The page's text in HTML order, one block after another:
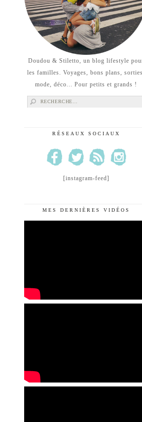
Doudou & Stiletto, un blog lifestyle
les familles. Voyages, bons plans,
mode, déco... Pour petits et grands !
Rechercher :
RÉSEAUX SOCIAUX
[instagram-feed]
MES DERNIÈRES VIDÉOS